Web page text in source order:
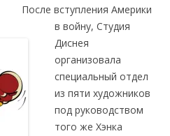
После вступления Америки
в войну, Студия
Диснея
организовала
специальный отдел
из пяти художников
под руководством
того же Хэнка